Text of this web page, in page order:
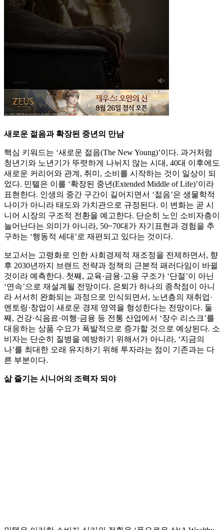
새로운 젊음과 확장된 중년의 만남
핵심 키워드는 ‘새로운 젊음(The New Young)’이다. 과거처럼
청년기와 노년기가 뚜렷하게 나뉘지 않는 시대, 40대 이후에도
새로운 커리어와 관계, 취미, 소비를 시작하는 것이 일상이 되
었다. 민텔은 이를 ‘확장된 중년(Extended Middle of Life)’이라
표현한다. 인생의 중간 구간이 길어지면서 ‘젊음’은 생물학적
나이가 아니라 태도와 가치관으로 규정된다. 이 변화는 곧 시
니어 시장의 구조적 전환을 예고한다. 단순히 노인 소비자층이
늘어난다는 의미가 아니라, 50~70대가 자기표현과 경험을 추
구하는 ‘행동적 세대’로 재편되고 있다는 것이다.
보고서는 고령화로 인한 사회경제적 재조정을 전제하면서, 향
후 2030년까지 브랜드 전략과 정책의 근본적 패러다임이 바뀔
것이라 예측한다. 첫째, 교육·금융·고용 구조가 ‘단절’이 아닌
‘연속’으로 재설계될 전망이다. 은퇴가 하나의 종착점이 아니
라 서서히 완화되는 과정으로 인식되면서, 노년층의 재취업·
멘토링·창업이 새로운 경제 영역을 형성한다는 전망이다. 둘
째, 건강·식음료·여행·금융 등 전통 산업에서 ‘장수 리스크’를
대응하는 상품 수요가 폭발적으로 증가할 것으로 예상된다. 소
비자는 단순히 질병을 예방하기 위해서가 아니라, ‘지금의
나’를 최대한 오래 유지하기 위해 투자라는 점이 기존과는 다
른 부분이다.
삶 즐기는 시니어의 조력자 되야